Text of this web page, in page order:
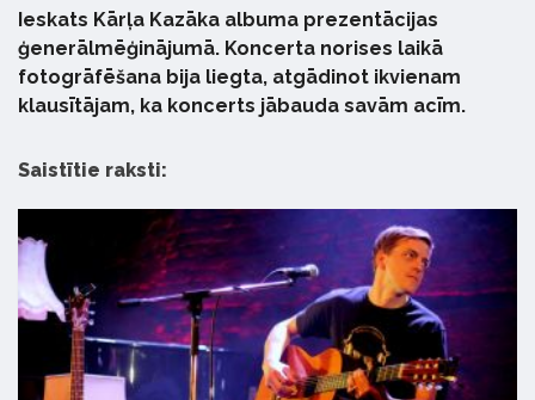
Ieskats Kārļa Kazāka albuma prezentācijas
ģenerālmēģinājumā. Koncerta norises laikā
fotogrāfēšana bija liegta, atgādinot ikvienam
klausītājam, ka koncerts jābauda savām acīm.
Saistītie raksti: